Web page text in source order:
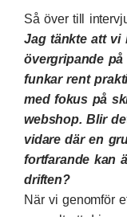
Så över till
Jag tänkte att vi
övergripande
funkar rent
med fokus på
webshop. Blir
vidare där en
fortfarande kan
driften?
När vi genomför